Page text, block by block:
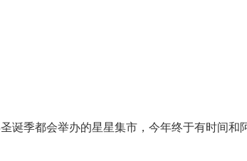
圣诞季都会举办的星星集市，今年终于有时间